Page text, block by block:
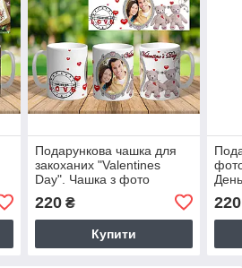
Подарункова чашка для
закоханих "Valentines
Day". Чашка з фото
220₴
Купити
220